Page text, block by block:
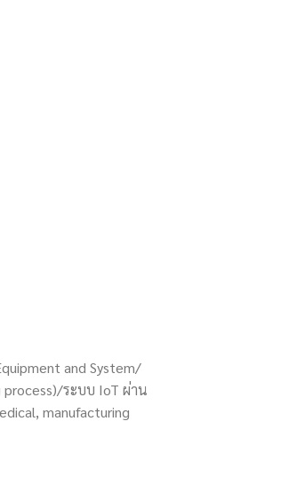
and System/
ระบบ IoT ผ่าน
manufacturing